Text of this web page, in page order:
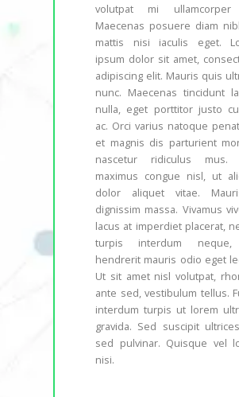
volutpat mi
Maecenas posuere diam
mattis nisi iaculis eget.
ipsum dolor sit amet,
adipiscing elit. Mauris quis
nunc. Maecenas tincidunt
nulla, eget porttitor justo
ac. Orci varius natoque
et magnis dis parturient
nascetur ridiculus mus.
maximus congue nisl, ut
dolor aliquet vitae.
dignissim massa. Vivamus
lacus at imperdiet placerat,
turpis interdum
hendrerit mauris odio eget
Ut sit amet nisl volutpat,
ante sed, vestibulum tellus.
interdum turpis ut lorem
gravida. Sed suscipit
sed pulvinar. Quisque vel
nisi.